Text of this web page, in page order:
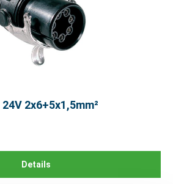
2x6+5x1,5mm²
Details